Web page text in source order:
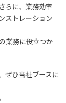
らに、業務効率
ストレーション
業務に役立つか
ぜひ当社ブースに